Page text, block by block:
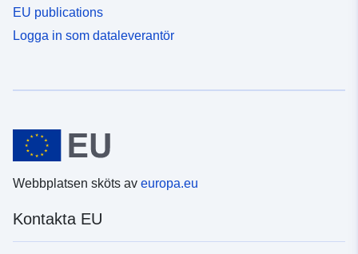
EU publications
Logga in som dataleverantör
Webbplatsen sköts av europa.eu
Kontakta EU